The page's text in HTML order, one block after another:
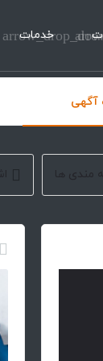
خدمات
آگهی
مندی ها